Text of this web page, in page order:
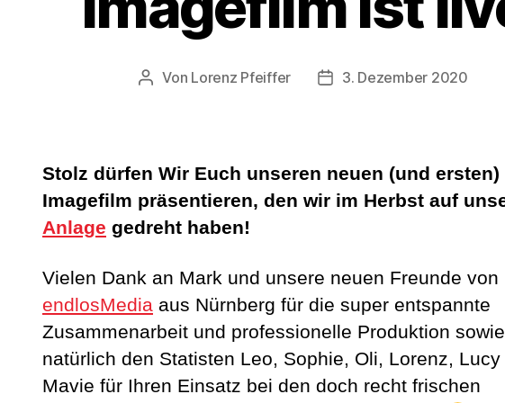
Beitragsautor
Von Lorenz Pfeiffer Veröffentlichungsdatum
3. Dezember 2020
Stolz dürfen Wir Euch unseren neuen (und ersten)
Imagefilm präsentieren, den wir im Herbst auf
Anlage gedreht haben!
Vielen Dank an Mark und unsere neuen Freunde von
endlosMedia aus Nürnberg für die super entspannte
Zusammenarbeit und professionelle Produktion sowie
natürlich den Statisten Leo, Sophie, Oli, Lorenz, Lucy
Mavie für Ihren Einsatz bei den doch recht frischen